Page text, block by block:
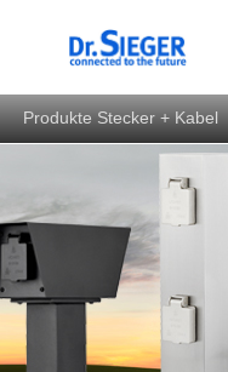
Produkte Stecker + Kabel